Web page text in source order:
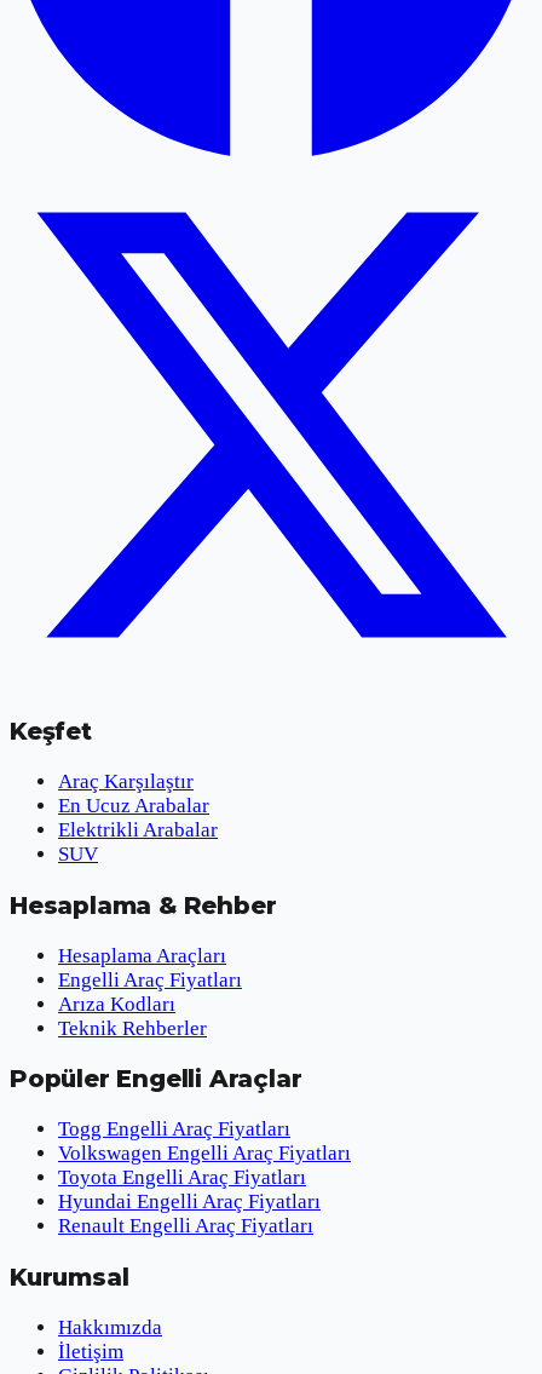
Keşfet
Araç Karşılaştır
En Ucuz Arabalar
Elektrikli Arabalar
SUV
Hesaplama & Rehber
Hesaplama Araçları
Engelli Araç Fiyatları
Arıza Kodları
Teknik Rehberler
Popüler Engelli Araçlar
Togg Engelli Araç Fiyatları
Volkswagen Engelli Araç Fiyatları
Toyota Engelli Araç Fiyatları
Hyundai Engelli Araç Fiyatları
Renault Engelli Araç Fiyatları
Kurumsal
Hakkımızda
İletişim